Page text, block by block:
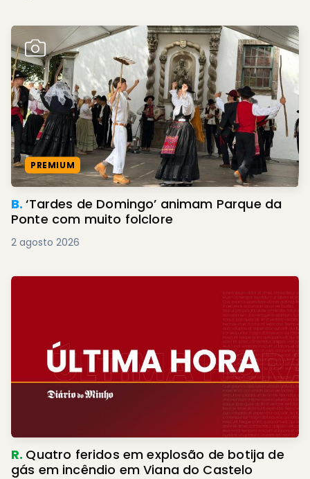
PREMIUM
B.‘Tardes de Domingo’ animam Parque da
Ponte com muito folclore
2 agosto 2026
R. Quatro feridos em explosão de botija de
gás em incêndio em Viana do Castelo